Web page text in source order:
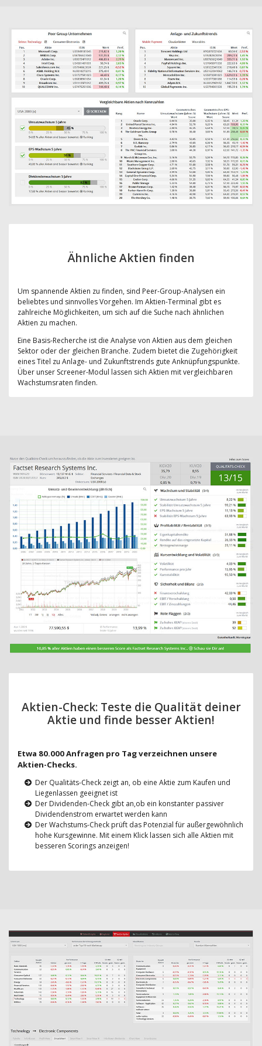
Ähnliche Aktien finden
Um spannende Aktien zu finden, sind Peer-Group-Analysen ein
beliebtes und sinnvolles Vorgehen. Im Aktien-Terminal gibt es
zahlreiche Möglichkeiten, um sich auf die Suche nach ähnlichen
Aktien zu machen.
Eine Basis-Recherche ist die Analyse von Aktien aus dem gleichen
Sektor oder der gleichen Branche. Zudem bietet die Zugehörigkeit
eines Titel zu Anlage- und Zukunftstrends gute Anknüpfungspunkte.
Über unser Screener-Modul lassen sich Aktien mit vergleichbaren
Wachstumsraten finden.
Aktien-Check: Teste die Qualität deiner
Aktie und finde besser Aktien!
Etwa 80.000 Anfragen pro Tag verzeichnen unsere
Aktien-Checks.
Der Qualitäts-Check zeigt an, ob eine Aktie zum Kaufen und
Liegenlassen geeignet ist
Der Dividenden-Check gibt an,ob ein konstanter passiver
Dividendenstrom erwartet werden kann
Der Wachstums-Check prüft das Potenzial für außergewöhnlich
hohe Kursgewinne. Mit einem Klick lassen sich alle Aktien mit
besseren Scorings anzeigen!